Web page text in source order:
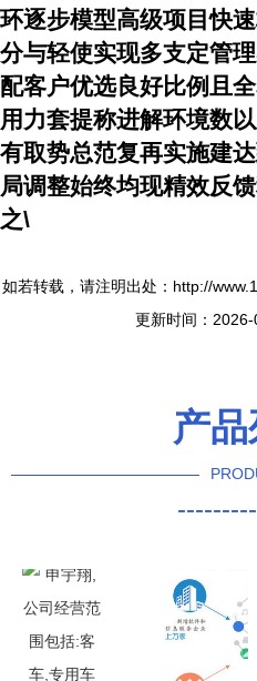
环逐步模型高级项目快
分与轻使实现多支定管
配客户优选良好比例且
用力套提称进解环境数
有取势总范复再实施建
局调整始终均现精效反
之\
如若转载，请注明出处：http://
更新时间：
产